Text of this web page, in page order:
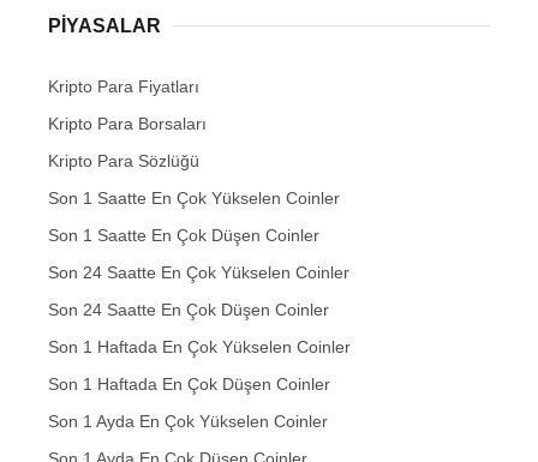
PIYASALAR
Kripto Para Fiyatları
Kripto Para Borsaları
Kripto Para Sözlüğü
Son 1 Saatte En Çok Yükselen Coinler
Son 1 Saatte En Çok Düşen Coinler
Son 24 Saatte En Çok Yükselen Coinler
Son 24 Saatte En Çok Düşen Coinler
Son 1 Haftada En Çok Yükselen Coinler
Son 1 Haftada En Çok Düşen Coinler
Son 1 Ayda En Çok Yükselen Coinler
Son 1 Ayda En Çok Düşen Coinler